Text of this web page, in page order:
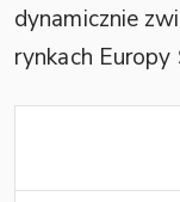
dynamicznie
rynkach